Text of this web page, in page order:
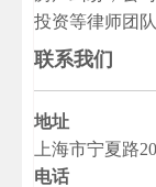
投资等律师团
联系我们
地址
上海市宁夏路
电话